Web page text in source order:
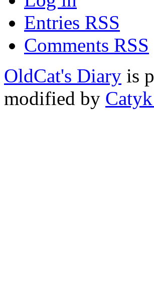
Entries RSS
Comments RSS
OldCat's Diary is
modified by